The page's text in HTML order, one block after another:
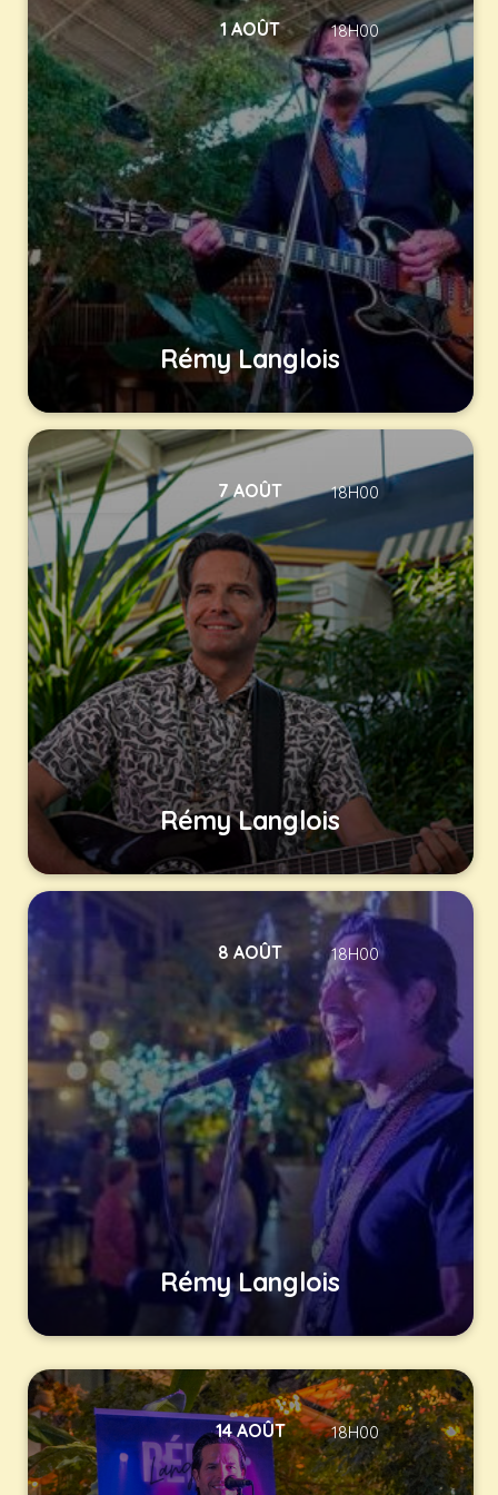
1 AOÛT 18H00
Rémy Langlois
7 AOÛT 18H00
Rémy Langlois
8 AOÛT 18H00
Rémy Langlois
14 AOÛT 18H00